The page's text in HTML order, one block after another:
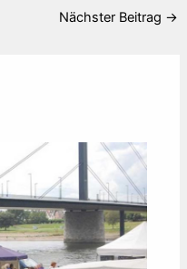
Nächster Beitrag →